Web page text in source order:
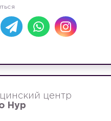
центр
Нур